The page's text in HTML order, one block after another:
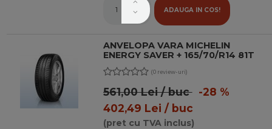
ADAUGA IN COS!
ANVELOPA VARA MICHELIN
ENERGY SAVER + 165/70/R14 81T
(0 review-uri)
561,00 Lei / buc-28 %
402,49 Lei / buc
(pret cu TVA inclus)